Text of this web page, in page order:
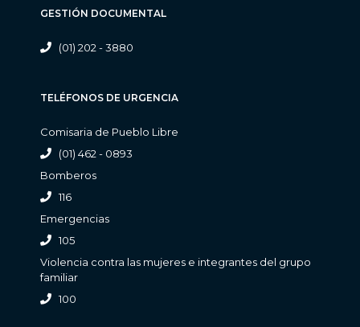
GESTIÓN DOCUMENTAL
(01) 202 - 3880
TELÉFONOS DE URGENCIA
Comisaria de Pueblo Libre
(01) 462 - 0893
Bomberos
116
Emergencias
105
Violencia contra las mujeres e integrantes del grupo
familiar
100